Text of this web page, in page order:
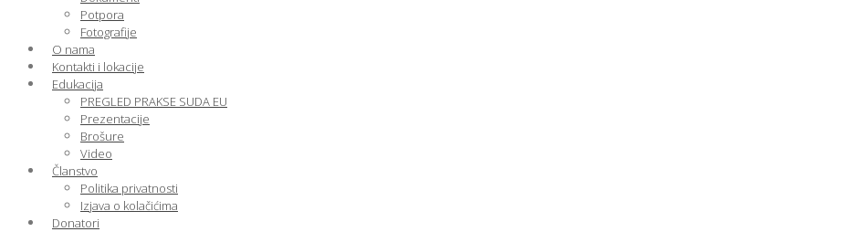
Potpora
Fotografije
O nama
Kontakti i lokacije
Edukacija
PREGLED PRAKSE SUDA EU
Prezentacije
Brošure
Video
Članstvo
Politika privatnosti
Izjava o kolačićima
Donatori